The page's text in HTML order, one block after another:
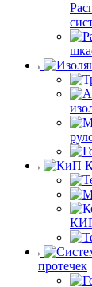
протечек